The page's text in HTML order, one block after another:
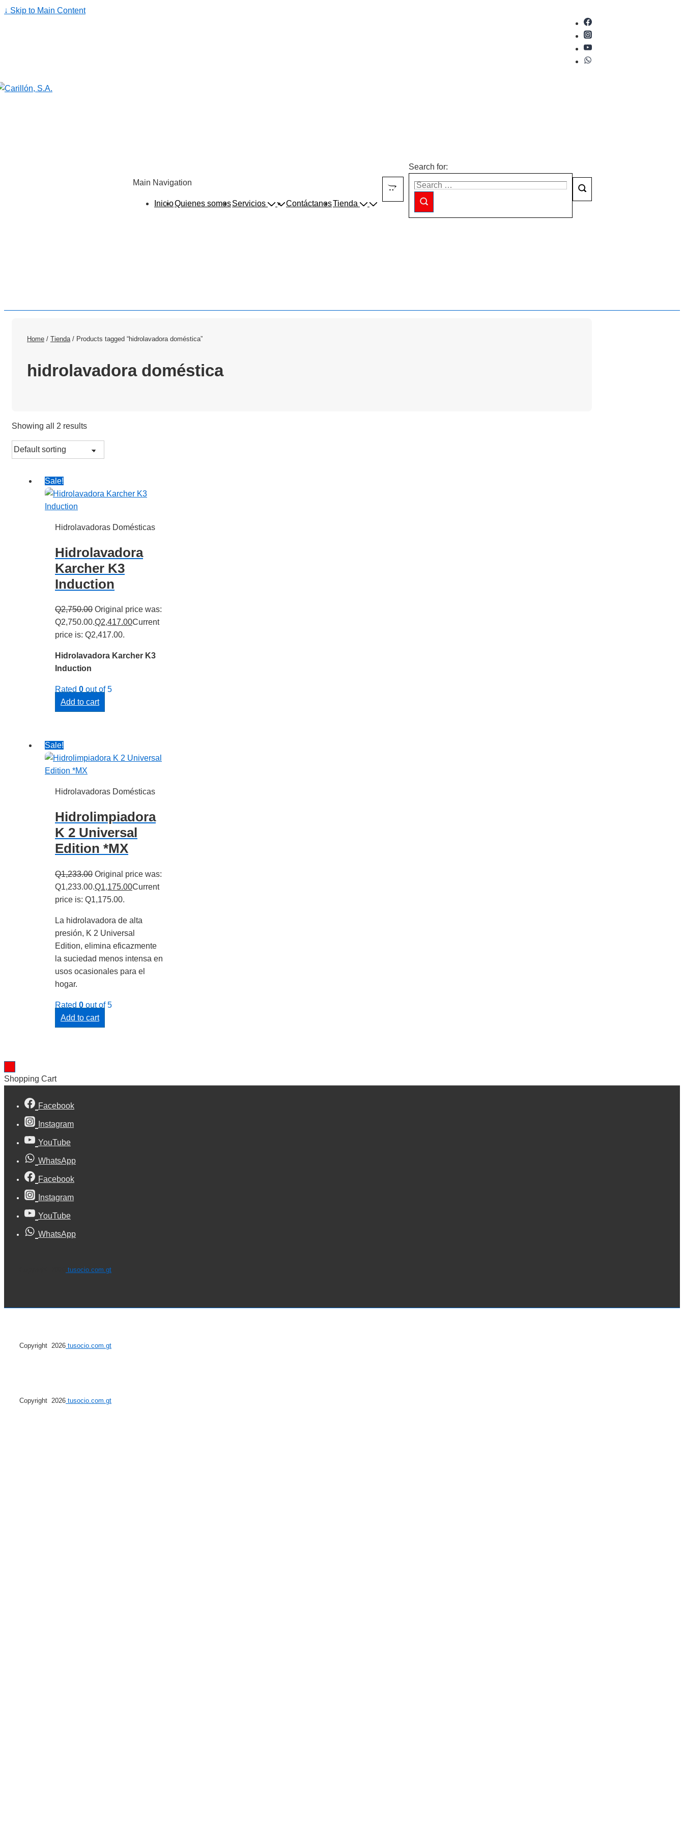
↓ Skip to Main Content
Main Navigation
InicioQuienes somosServicios ContáctanosTienda
Search for:
Home / Tienda/ Products tagged “hidrolavadora doméstica”
hidrolavadora doméstica
Showing all 2 results
Sale!
Hidrolavadoras Domésticas
Hidrolavadora
Karcher K3
Induction
Q2,750.00 Original price was:
Q2,750.00.Q2,417.00Current
price is: Q2,417.00.
Hidrolavadora Karcher K3
Induction
Rated 0 out of 5
Add to cart
Sale!
Hidrolavadoras Domésticas
Hidrolimpiadora
K 2 Universal
Edition *MX
Q1,233.00 Original price was:
Q1,233.00.Q1,175.00Current
price is: Q1,175.00.
La hidrolavadora de alta
presión, K 2 Universal
Edition, elimina eficazmente
la suciedad menos intensa en
usos ocasionales para el
hogar.
Rated 0 out of 5
Add to cart
Shopping Cart
Facebook
Instagram
YouTube
WhatsApp
Facebook
Instagram
YouTube
WhatsApp
tusocio.com.gt
Copyright 2026 tusocio.com.gt
Copyright 2026 tusocio.com.gt